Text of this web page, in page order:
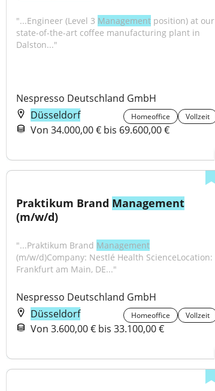
"...Engineer (Level 3 Management position) at our
state-of-the-art coffee manufacturing plant in
Dalston..."
Nespresso Deutschland GmbH
Düsseldorf
Homeoffice Vollzeit
Von 34.000,00 € bis 69.600,00 €
Praktikum Brand Management
(m/w/d)
"...Praktikum Brand Management
(m/w/d)Company: Nestlé Health ScienceLocation:
Frankfurt am Main, DE..."
Nespresso Deutschland GmbH
Düsseldorf
Homeoffice Vollzeit
Von 3.600,00 € bis 33.100,00 €